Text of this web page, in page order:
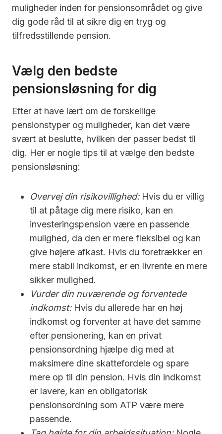
muligheder inden for pensionsområdet og give
dig gode råd til at sikre dig en tryg og
tilfredsstillende pension.
Vælg den bedste
pensionsløsning for dig
Efter at have lært om de forskellige
pensionstyper og muligheder, kan det være
svært at beslutte, hvilken der passer bedst til
dig. Her er nogle tips til at vælge den bedste
pensionsløsning:
Overvej din risikovillighed:Hvis du er villig
til at påtage dig mere risiko, kan en
investeringspension være en passende
mulighed, da den er mere fleksibel og kan
give højere afkast. Hvis du foretrækker en
mere stabil indkomst, er en livrente en mere
sikker mulighed.
Vurder din nuværende og forventede
indkomst:Hvis du allerede har en høj
indkomst og forventer at have det samme
efter pensionering, kan en privat
pensionsordning hjælpe dig med at
maksimere dine skattefordele og spare
mere op til din pension. Hvis din indkomst
er lavere, kan en obligatorisk
pensionsordning som ATP være mere
passende.